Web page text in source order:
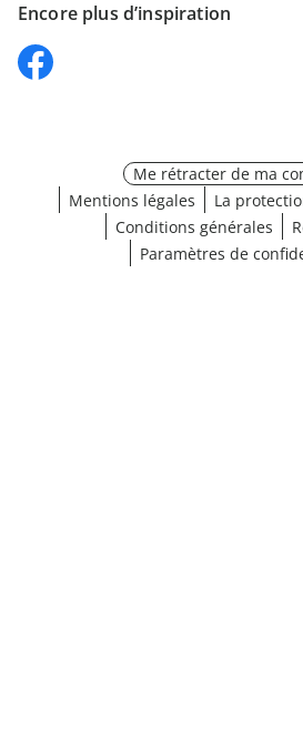
Encore plus d’inspiration
Me rétracter de ma
Mentions légales
La
Conditions générales
Paramètres de